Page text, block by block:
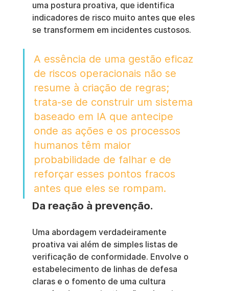
uma postura proativa, que identifica
indicadores de risco muito antes que eles
se transformem em incidentes custosos.
A essência de uma gestão eficaz
de riscos operacionais não se
resume à criação de regras;
trata-se de construir um sistema
baseado em IA que antecipe
onde as ações e os processos
humanos têm maior
probabilidade de falhar e de
reforçar esses pontos fracos
antes que eles se rompam.
Da reação à prevenção.
Uma abordagem verdadeiramente
proativa vai além de simples listas de
verificação de conformidade. Envolve o
estabelecimento de linhas de defesa
claras e o fomento de uma cultura